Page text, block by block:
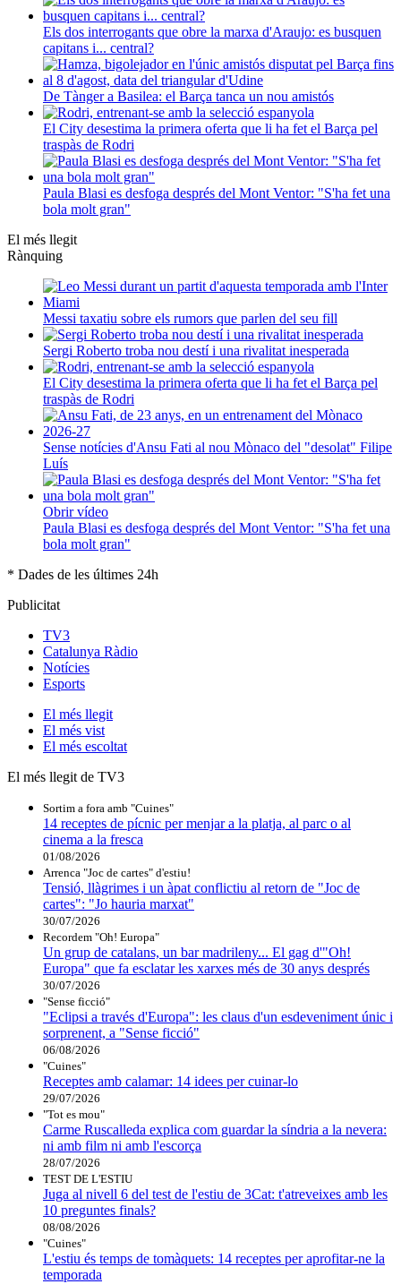
Els dos interrogants que obre la marxa d'Araujo: es busquen
capitans i... central?
De Tànger a Basilea: el Barça tanca un nou amistós
El City desestima la primera oferta que li ha fet el Barça pel
traspàs de Rodri
Paula Blasi es desfoga després del Mont Ventor: "S'ha fet una
bola molt gran"
El més llegit
Rànquing
Messi taxatiu sobre els rumors que parlen del seu fill
Sergi Roberto troba nou destí i una rivalitat inesperada
El City desestima la primera oferta que li ha fet el Barça pel
traspàs de Rodri
Sense notícies d'Ansu Fati al nou Mònaco del "desolat" Filipe
Luís
Obrir vídeo
Paula Blasi es desfoga després del Mont Ventor: "S'ha fet una
bola molt gran"
* Dades de les últimes 24h
Publicitat
TV3
Catalunya Ràdio
Notícies
Esports
El més llegit
El més vist
El més escoltat
El més llegit de TV3
Sortim a fora amb "Cuines"
14 receptes de pícnic per menjar a la platja, al parc o al
cinema a la fresca
01/08/2026
Arrenca "Joc de cartes" d'estiu!
Tensió, llàgrimes i un àpat conflictiu al retorn de "Joc de
cartes": "Jo hauria marxat"
30/07/2026
Recordem "Oh! Europa"
Un grup de catalans, un bar madrileny... El gag d'"Oh!
Europa" que fa esclatar les xarxes més de 30 anys després
30/07/2026
"Sense ficció"
"Eclipsi a través d'Europa": les claus d'un esdeveniment únic i
sorprenent, a "Sense ficció"
06/08/2026
"Cuines"
Receptes amb calamar: 14 idees per cuinar-lo
29/07/2026
"Tot es mou"
Carme Ruscalleda explica com guardar la síndria a la nevera:
ni amb film ni amb l'escorça
28/07/2026
TEST DE L'ESTIU
Juga al nivell 6 del test de l'estiu de 3Cat: t'atreveixes amb les
10 preguntes finals?
08/08/2026
"Cuines"
L'estiu és temps de tomàquets: 14 receptes per aprofitar-ne la
temporada